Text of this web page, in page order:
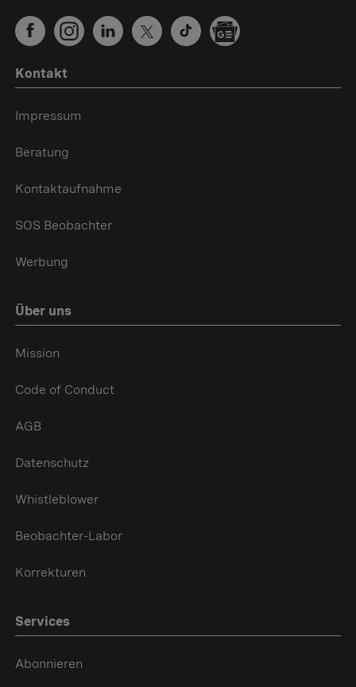
Kontakt
Impressum
Beratung
Kontaktaufnahme
SOS Beobachter
Werbung
Über uns
Mission
Code of Conduct
AGB
Datenschutz
Whistleblower
Beobachter-Labor
Korrekturen
Services
Abonnieren